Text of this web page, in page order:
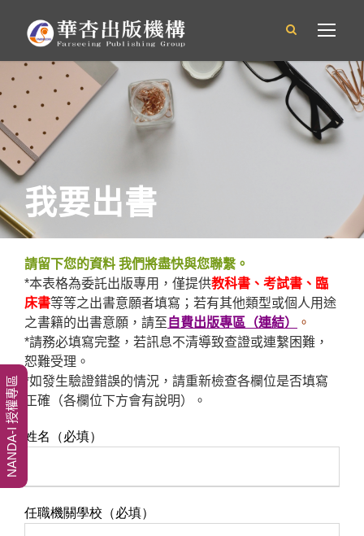
我要出書
請留下您的資料 我們將盡快與您聯繫。
*本表格為委託出版專用，僅提供教科書、考試書、臨
床書等等之出書意願者填寫；若有其他類型或個人用途
之書籍的出書意願，請至 自費出版專區（連結）
。
*請務必填寫完整，若訊息不清導致查證或連繫困難，
恕難受理。
*如發生驗證錯誤的情況，請重新檢查各欄位是否填寫
正確（各欄位下方會有說明）。
姓名（必填）
任職機關學校（必填）
NANDA-I 授權專區